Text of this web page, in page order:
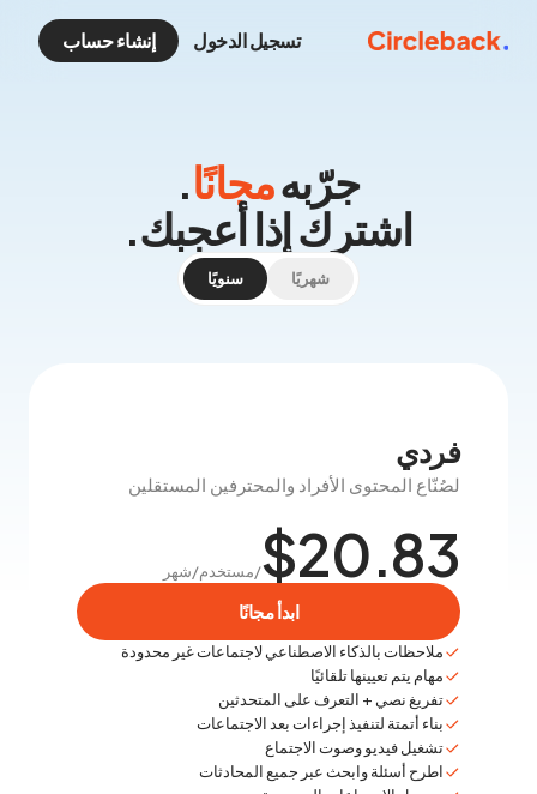
تسجيل الدخول إنشاء حساب
جرّبهمجانًا.
اشترك إذا أعجبك.
شهريًا سنويًا
فردي
لصُنّاع المحتوى الأفراد والمحترفين المستقلين
$20.83/مستخدم/شهر
ابدأ مجانًا
ملاحظات بالذكاء الاصطناعي لاجتماعات غير محدودة
مهام يتم تعيينها تلقائيًا
تفريغ نصي + التعرف على المتحدثين
بناء أتمتة لتنفيذ إجراءات بعد الاجتماعات
تشغيل فيديو وصوت الاجتماع
اطرح أسئلة وابحث عبر جميع المحادثات